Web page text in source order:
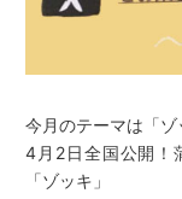
今月のテーマは「ゾ
4月2日全国公開！
「ゾッキ」